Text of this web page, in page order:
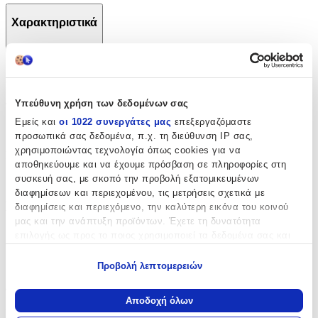
Υπεύθυνη χρήση των δεδομένων σας
Εμείς και οι 1022 συνεργάτες μας επεξεργαζόμαστε
προσωπικά σας δεδομένα, π.χ. τη διεύθυνση IP σας,
χρησιμοποιώντας τεχνολογία όπως cookies για να
αποθηκεύουμε και να έχουμε πρόσβαση σε πληροφορίες στη
συσκευή σας, με σκοπό την προβολή εξατομικευμένων
διαφημίσεων και περιεχομένου, τις μετρήσεις σχετικά με
διαφημίσεις και περιεχόμενο, την καλύτερη εικόνα του κοινού
μας και την ανάπτυξη προϊόντων. Έχετε τη δυνατότητα
Να συλλέξουμε πληροφορίες σχετικά με τη γεωγραφική
σας τοποθεσία, οι οποίες μπορεί να είναι ακριβείς σε
Προβολή λεπτομερειών
Αποδοχή όλων
Χαρακτηριστικά
+
Χαρακτηριστικά
Τύπος:
Κλειδοθήκη
Κατασκευαστής:
OEM
Βασικά Χαρακτηριστικά
Διαστάσεις
Μήκος: